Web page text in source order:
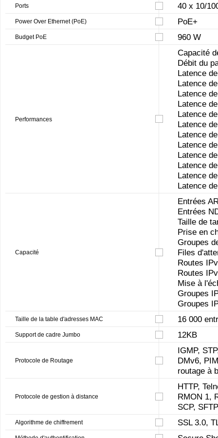
Ports 40 x 10/
Power Over Ethernet (PoE) PoE+
Budget PoE 960 W
Performances
Capacité
Débit du
Latence
Latence
Latence
Latence
Latence
Latence
Latence
Latence
Latence
Latence
Latence
Latence
Capacité
Entrées
Entrées
Taille de
Prise en
Groupes
Files
Routes
Routes
Mise à
Groupes
Groupes
Taille de la table d'adresses MAC 16 000
Support de cadre Jumbo 12KB
Protocole de Routage
IGMP,
DMv6,
routage à
Protocole de gestion à distance
HTTP,
RMON 1,
SCP, SFTP
Algorithme de chiffrement SSL 3.0,